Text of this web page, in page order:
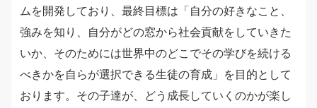
ムを開発しており、最終目標は「自分の好きなこと、
強みを知り、自分がどの窓から社会貢献をしていきた
いか、そのためには世界中のどこでその学びを続ける
べきかを自らが選択できる生徒の育成」を目的として
おります。その子達が、どう成長していくのかが楽し